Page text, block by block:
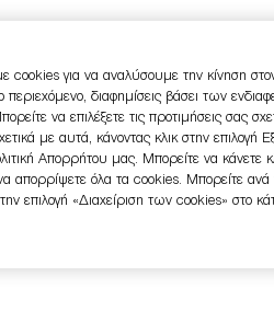
cookies για να αναλύσουμε την κίνηση
περιεχόμενο, διαφημίσεις βάσει των
να επιλέξετε τις προτιμήσεις σας
με αυτά, κάνοντας κλικ στην επιλογή
Απορρήτου μας. Μπορείτε να κάνετε
απορρίψετε όλα τα cookies. Μπορείτε
επιλογή «Διαχείριση των cookies» στο